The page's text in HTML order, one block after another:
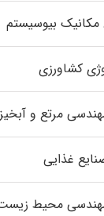
بیوسیستم
کشاورزی
مرتع و
غذایی
مهندسی محیط